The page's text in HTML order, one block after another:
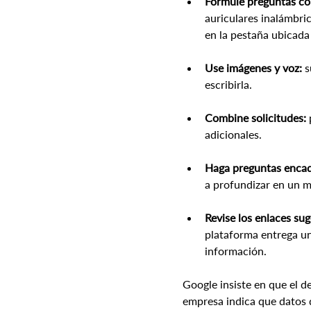
auriculares
en la pestaña
Use imágenes y voz:
escribirla.
Combine solicitudes:
adicionales.
Haga preguntas
a profundizar en un
Revise los enlaces
plataforma entrega
información.
Google insiste en que el
empresa indica que